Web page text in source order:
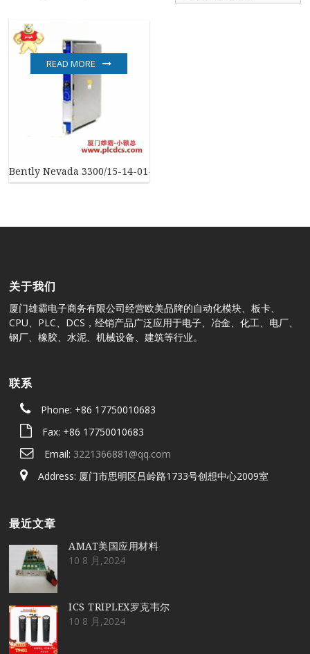
Bently Nevada 3300/15-14-01-03-00 工业振动监测系统
READ MORE
关于我们
厦门雄霸电子商务有限公司经营欧美品牌的自动化模块、板卡、
CPU、PLC、DCS，经销产品广泛应用于电子、冶金、化工、电厂、
钢厂、橡胶、水泥、机械设备、建筑等行业。
联系
Phone: +86 17750010683
Fax: +86 17750010683
Email: 3221366881@qq.com
Address: 厦门市思明区吕岭路1733号创想中心2009室
最近文章
AMAT美国应用材料
10 8 月,2024
ICS TRIPLEX罗克韦尔
10 8 月,2024